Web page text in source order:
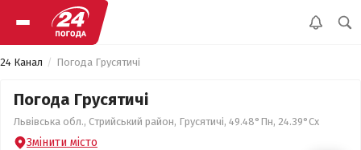
24 Канал Погода Грусятичі
Погода Грусятичі
Львівська обл., Стрийський район, Грусятичі, 49.48°Пн, 24.39°Сх
Змінити місто